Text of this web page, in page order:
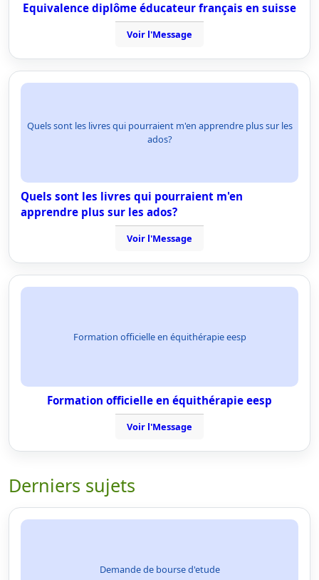
Equivalence diplôme éducateur français en suisse
Voir l'Message
Quels sont les livres qui pourraient m'en apprendre plus sur les
ados?
Quels sont les livres qui pourraient m'en
apprendre plus sur les ados?
Voir l'Message
Formation officielle en équithérapie eesp
Formation officielle en équithérapie eesp
Voir l'Message
Derniers sujets
Demande de bourse d'etude